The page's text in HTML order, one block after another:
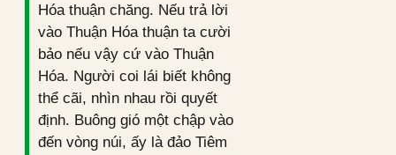
Hóa thuận chăng. Nếu trả lời
vào Thuận Hóa thuận ta cười
bảo nếu vậy cứ vào Thuận
Hóa. Người coi lái biết không
thể cãi, nhìn nhau rồi quyết
định. Buông gió một chập vào
đến vòng núi, ấy là đảo Tiêm